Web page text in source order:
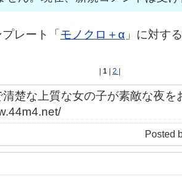
レート「 モノクロ＋α 」に対す
1 2
清楚な上質な女の子が素敵な夜
Posted